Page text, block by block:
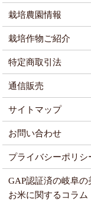
栽培農園情報
栽培作物ご紹介
特定商取引法
通信販売
サイトマップ
お問い合わせ
プライバシーポリシ
GAP認証済の岐阜の
お米に関するコラム